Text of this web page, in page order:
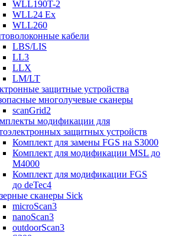
WLL190T-2
WLL24 Ex
WLL260
кабели
LBS/LIS
LL3
LLX
LM/LT
защитные устройства
многолучевые сканеры
scanGrid2
модификации для
защитных устройств
Комплект для замены FGS на S3000
Комплект для модификации MSL до
M4000
Комплект для модификации FGS
до deTec4
сканеры Sick
microScan3
nanoScan3
outdoorScan3